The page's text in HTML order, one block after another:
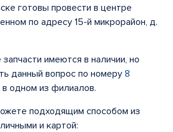
готовы провести в центре
по адресу 15-й микрорайон, д.
имеются в наличии, но
данный вопрос по номеру 8
в одном из филиалов.
подходящим способом из
и картой: